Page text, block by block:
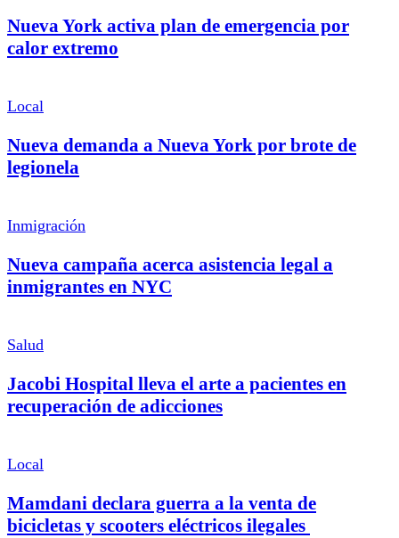
Nueva York activa plan de emergencia por
calor extremo
Local
Nueva demanda a Nueva York por brote de
legionela
Inmigración
Nueva campaña acerca asistencia legal a
inmigrantes en NYC
Salud
Jacobi Hospital lleva el arte a pacientes en
recuperación de adicciones
Local
Mamdani declara guerra a la venta de
bicicletas y scooters eléctricos ilegales